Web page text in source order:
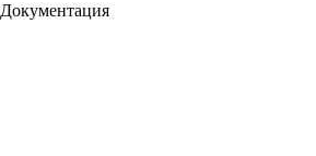
Документация